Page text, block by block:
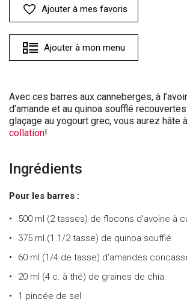
Ajouter à mes favoris
Ajouter à mon menu
Avec ces barres aux canneberges, à
d’amande et au quinoa soufflé
glaçage au yogourt grec, vous aurez hâte
collation!
Ingrédients
Pour les barres :
500 ml (2 tasses) de flocons d’avoine à
375 ml (1 1/2 tasse) de quinoa soufflé
60 ml (1/4 de tasse) d’amandes
20 ml (4 c. à thé) de graines de chia
1 pincée de sel